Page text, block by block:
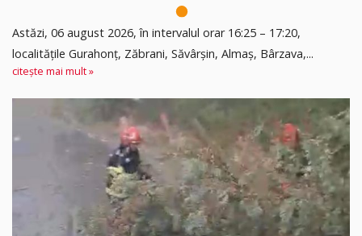
Astăzi, 06 august 2026, în intervalul orar 16:25 – 17:20,
localitățile Gurahonț, Zăbrani, Săvârșin, Almaș, Bârzava,...
citește mai mult »